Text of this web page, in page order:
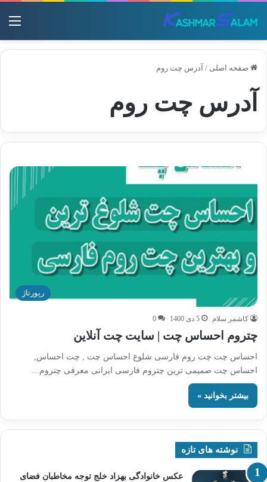
صفحه اصلی / آدرس چت روم
آدرس چت روم
رپورتاژ
کاشمر سلام 5 دی 1400 0
چتروم احساس چت | سایت چت آنلاین
احساس چت چت روم فارسی شلوغ احساس چت , چت احساس,
احساس چت صمیمی ترین چتروم فارسی ایرانی معرفی چتروم…
بیشتر بخوانید »
نوشته های تازه
عکس خانوادگی بهزاد خلج توجه مخاطبان فضای